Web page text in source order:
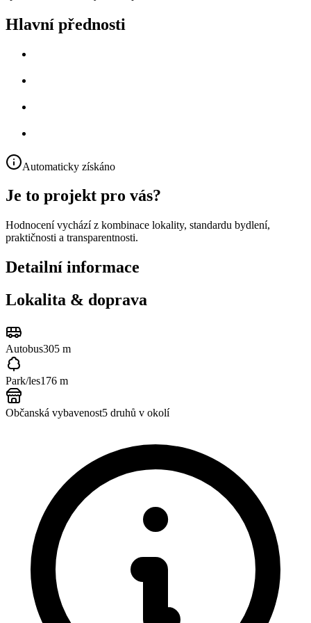
Hlavní přednosti
Automaticky získáno
Je to projekt pro vás?
Hodnocení vychází z kombinace lokality, standardu bydlení,
praktičnosti a transparentnosti.
Detailní informace
Lokalita & doprava
Autobus305 m
Park/les176 m
Občanská vybavenost5 druhů v okolí